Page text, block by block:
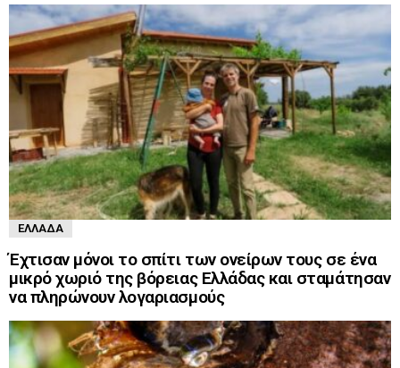
ΕΛΛΆΔΑ
Έχτισαν μόνοι το σπίτι των ονείρων τους σε ένα
μικρό χωριό της βόρειας Ελλάδας και σταμάτησαν
να πληρώνουν λογαριασμούς